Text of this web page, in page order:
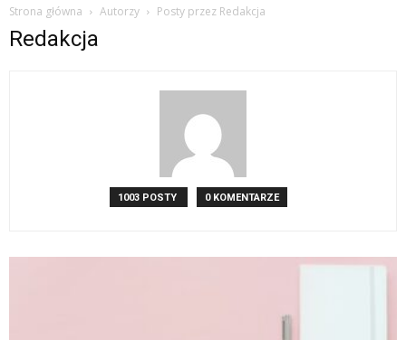
Strona główna Autorzy Posty przez Redakcja
Redakcja
1003 POSTY 0 KOMENTARZE